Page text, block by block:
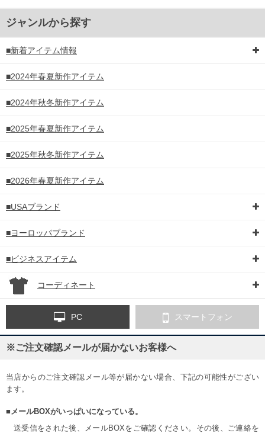
ジャンルから探す
■新着アイテム情報
■2024年春夏新作アイテム
■2024年秋冬新作アイテム
■2025年春夏新作アイテム
■2025年秋冬新作アイテム
■2026年春夏新作アイテム
■USAブランド
■ヨーロッパブランド
■ビジネスアイテム
コーディネート
PC スマートフォン
※ご注文確認メールが届かないお客様へ
当店からのご注文確認メール等が届かない場合、下記の可能性がござい
ます。
■メールBOXがいっぱいになっている。
送受信をされた後、メールBOXをご確認ください。その後、ご連絡を